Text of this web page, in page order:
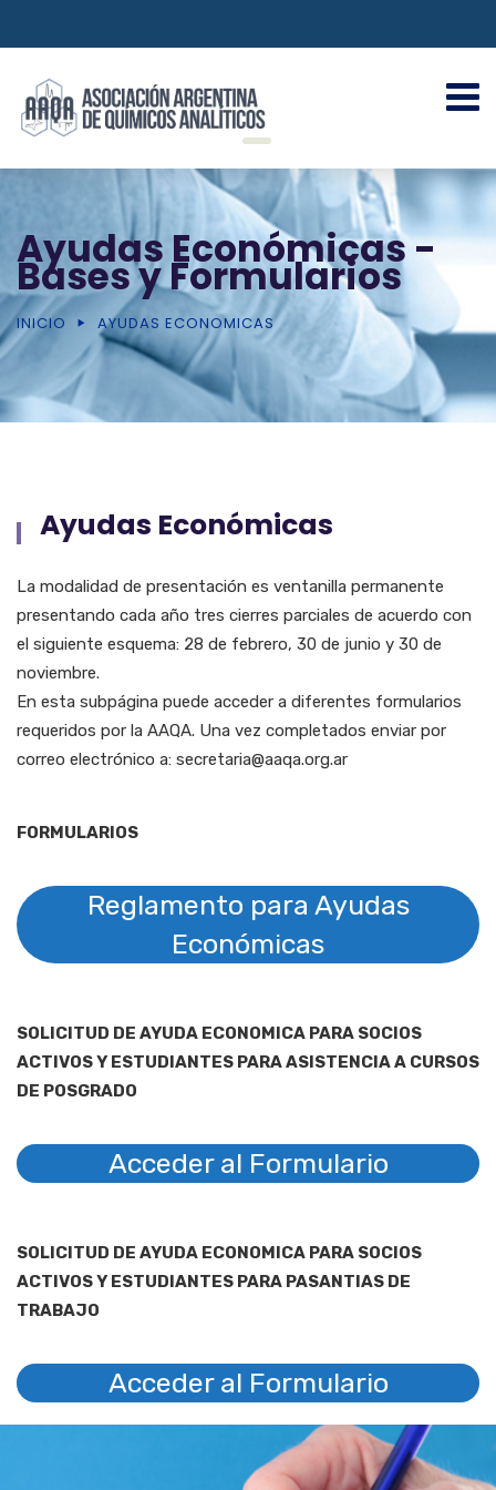
Ayudas Económicas -
Bases y Formularios
INICIO AYUDAS ECONOMICAS
Ayudas Económicas
La modalidad de presentación es ventanilla permanente
presentando cada año tres cierres parciales de acuerdo con
el siguiente esquema: 28 de febrero, 30 de junio y 30 de
noviembre.
En esta subpágina puede acceder a diferentes formularios
requeridos por la AAQA. Una vez completados enviar por
correo electrónico a: secretaria@aaqa.org.ar
FORMULARIOS
Reglamento para Ayudas
Económicas
SOLICITUD DE AYUDA ECONOMICA PARA SOCIOS
ACTIVOS Y ESTUDIANTES PARA ASISTENCIA A CURSOS
DE POSGRADO
Acceder al Formulario
SOLICITUD DE AYUDA ECONOMICA PARA SOCIOS
ACTIVOS Y ESTUDIANTES PARA PASANTIAS DE
TRABAJO
Acceder al Formulario